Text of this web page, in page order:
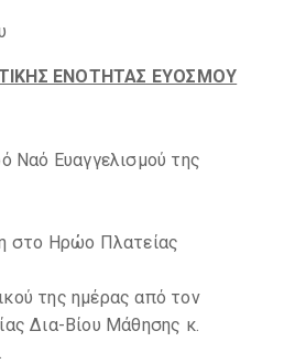
ΕΝΟΤΗΤΑΣ ΕΥΟΣΜΟΥ
Ναό Ευαγγελισμού της
στο Ηρώο Πλατείας
της ημέρας από τον
Δια-Βίου Μάθησης κ.